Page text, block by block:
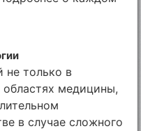
только в
областях медицины,
в случае сложного